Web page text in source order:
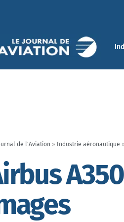
de l'Aviation » Industrie aéronautique »